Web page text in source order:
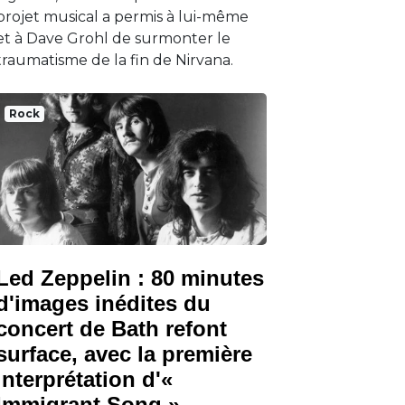
musical a permis à lui-même
à Dave Grohl de surmonter le
de la fin de Nirvana.
Rock
Zeppelin : 80 minutes
inédites du
de Bath refont
avec la première
d'«